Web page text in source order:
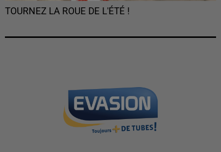
TOURNEZ LA ROUE DE L'ÉTÉ !